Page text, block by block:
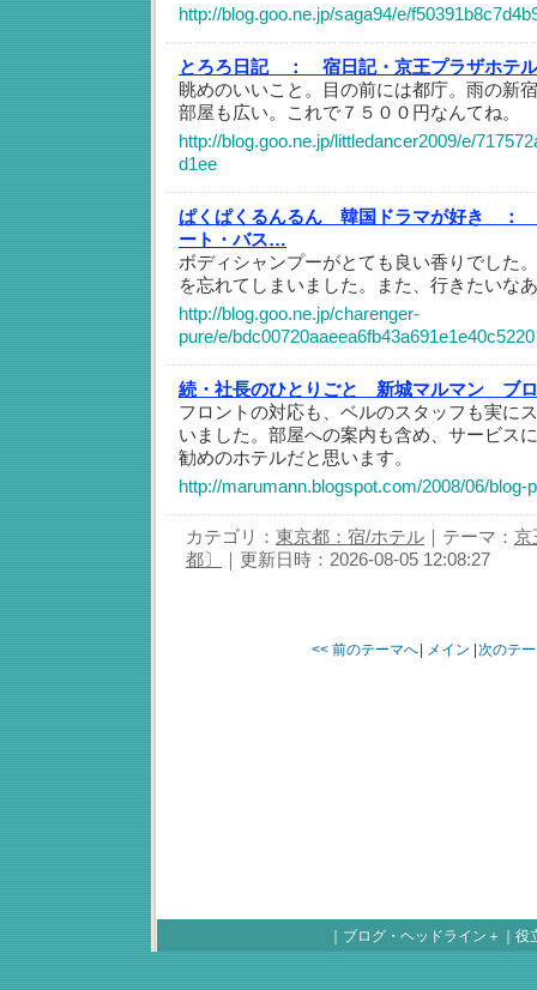
http://blog.goo.ne.jp/saga94/e/
とろろ日記 ：
宿日記・京王プラザホテ
眺めのいいこと。目の前には都庁。雨の新
部屋も広い。これで７５００円なんてね。
http://blog.goo.ne.jp/littledancer2009/e/
d1ee
ぱくぱくるんるん 韓国ドラマが好き ：
ート・バス…
ボディシャンプーがとても良い香りでした
を忘れてしまいました。また、行きたいな
http://blog.goo.ne.jp/charenger-
pure/e/bdc00720aaeea6fb43a691e1e40c5220
続・社長のひとりごと 新城マルマン ブ
フロントの対応も、ベルのスタッフも実に
いました。部屋への案内も含め、サービス
勧めのホテルだと思います。
http://marumann.blogspot.com/2008/06/blog-
カテゴリ： 東京都：宿/ホテル ｜テーマ： 京
都〕
｜更新日時：2026-08-05 12:08:27
<< 前のテーマへ メイン 次のテ
ブログ・ヘッドライン＋ 役